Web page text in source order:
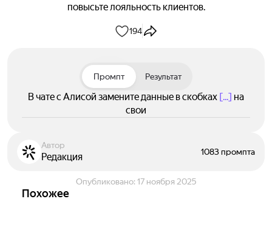
повысьте лояльность клиентов.
194
Промпт Результат
В чате с Алисой замените данные в скобках [...] на
свои
Автор
Редакция 1083 промпта
Опубликовано: 17 ноября 2025
Похожее